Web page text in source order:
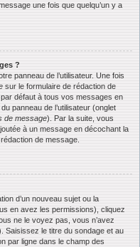
une fois que quelqu’un y a
?
panneau de l’utilisateur. Une fois
sur le formulaire de rédaction de
défaut à tous vos messages en
panneau de l’utilisateur (onglet
de message). Par la suite, vous
à un message en décochant la
de message.
d’un nouveau sujet ou la
en avez les permissions), cliquez
ne le voyez pas, vous n’avez
Saisissez le titre du sondage et au
par ligne dans le champ des